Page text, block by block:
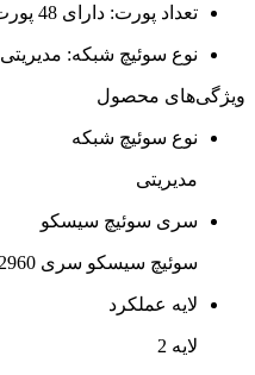
تعداد پورت: دارای 48 پورت 10/100/1000
نوع سوئیچ شبکه: مدیریتی
ویژگی‌های محصول
نوع سوئیچ شبکه
مدیریتی
سری سوئیچ سیسکو
سوئیچ سیسکو سری 2960
لایه عملکرد
لایه 2